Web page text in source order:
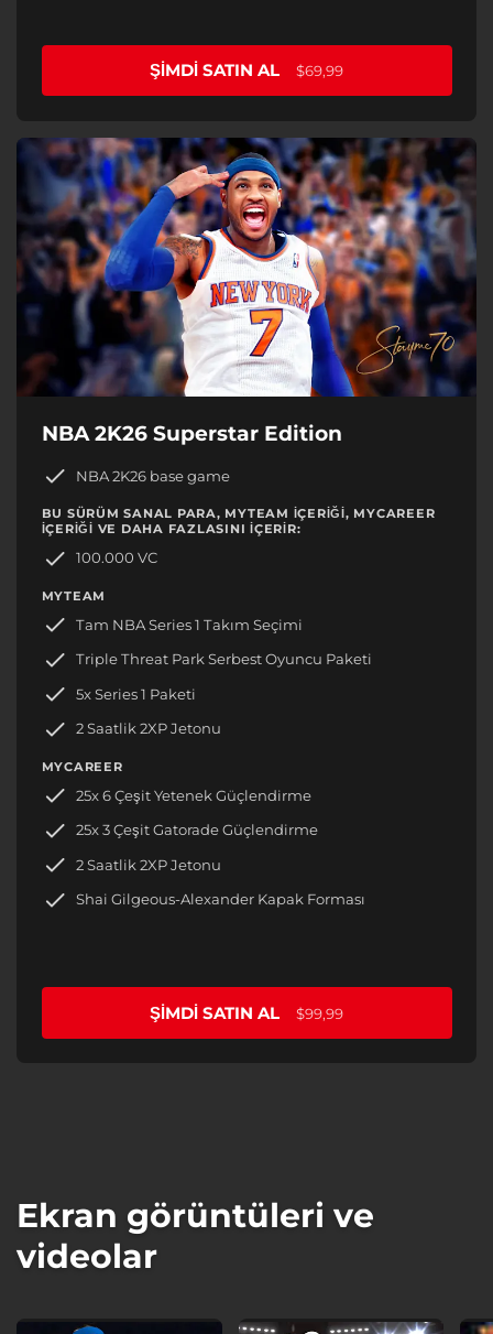
ŞIMDI SATIN AL $69,99
NBA 2K26 Superstar Edition
NBA 2K26 base game
BU SÜRÜM SANAL PARA, MYTEAM IÇERIĞI, MYCAREER
IÇERIĞI VE DAHA FAZLASINI IÇERIR:
100.000 VC
MYTEAM
Tam NBA Series 1 Takım Seçimi
Triple Threat Park Serbest Oyuncu Paketi
5x Series 1 Paketi
2 Saatlik 2XP Jetonu
MYCAREER
25x 6 Çeşit Yetenek Güçlendirme
25x 3 Çeşit Gatorade Güçlendirme
2 Saatlik 2XP Jetonu
Shai Gilgeous-Alexander Kapak Forması
ŞIMDI SATIN AL $99,99
Ekran görüntüleri ve
videolar